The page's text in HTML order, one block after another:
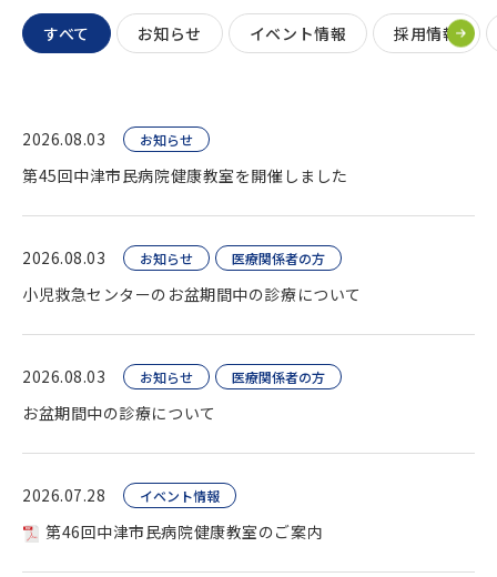
すべて お知らせ イベント情報 採用情報
2026.08.03 お知らせ
第45回中津市民病院健康教室を開催しました
2026.08.03 お知らせ 医療関係者の方
小児救急センターのお盆期間中の診療について
2026.08.03 お知らせ 医療関係者の方
お盆期間中の診療について
2026.07.28 イベント情報
第46回中津市民病院健康教室のご案内